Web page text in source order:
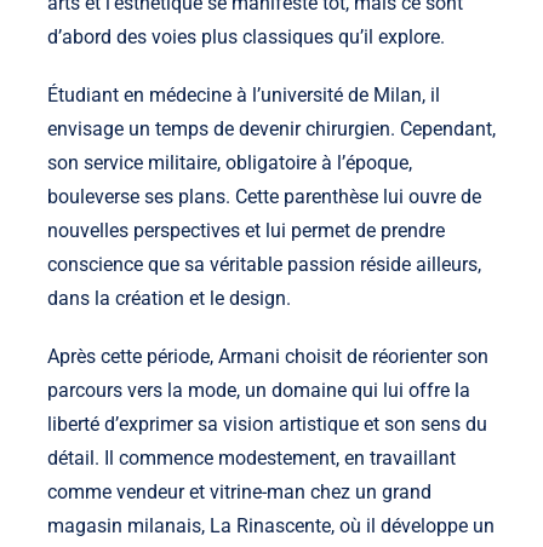
d’abord des voies plus classiques qu’il explore.
Étudiant en médecine à l’université de Milan, il
envisage un temps de devenir chirurgien. Cependant,
son service militaire, obligatoire à l’époque,
bouleverse ses plans. Cette parenthèse lui ouvre de
nouvelles perspectives et lui permet de prendre
conscience que sa véritable passion réside ailleurs,
dans la création et le design.
Après cette période, Armani choisit de réorienter son
parcours vers la mode, un domaine qui lui offre la
liberté d’exprimer sa vision artistique et son sens du
détail. Il commence modestement, en travaillant
comme vendeur et vitrine-man chez un grand
magasin milanais, La Rinascente, où il développe un